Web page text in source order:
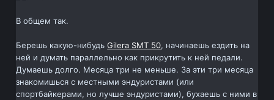
В общем так.
Берешь какую-нибудьGilera SMT 50, начинаешь ездить на
ней и думать параллельно как прикрутить к ней педали.
Думаешь долго. Месяца три не меньше. За эти три месяца
знакомишься с местными эндуристами (или
спортбайкерами, но лучше эндуристами), бухаешь с ними в